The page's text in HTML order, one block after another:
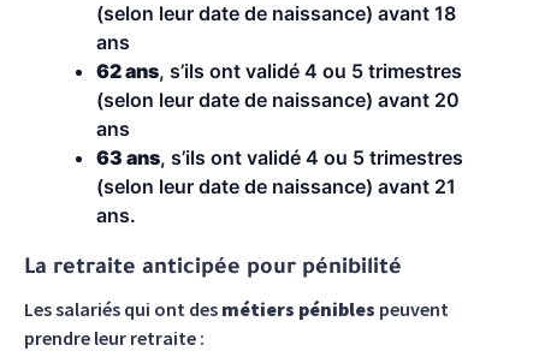
(selon leur date de naissance) avant 18
ans
62 ans, s’ils ont validé 4 ou 5 trimestres
(selon leur date de naissance) avant 20
ans
63 ans, s’ils ont validé 4 ou 5 trimestres
(selon leur date de naissance) avant 21
ans.
La retraite anticipée pour pénibilité
Les salariés qui ont des métiers pénibles peuvent
prendre leur retraite :